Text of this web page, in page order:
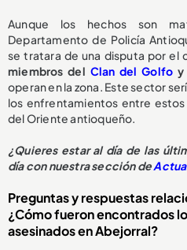
Aunque los hechos son
Departamento de Policía
se tratara de una disputa por el
miembros del Clan del Golfo y
operan en la zona. Este sector
los enfrentamientos entre
del Oriente antioqueño.
¿Quieres estar al día de las
día con nuestra sección de
Preguntas y respuestas
¿Cómo fueron encontrados
asesinados en Abejorral?